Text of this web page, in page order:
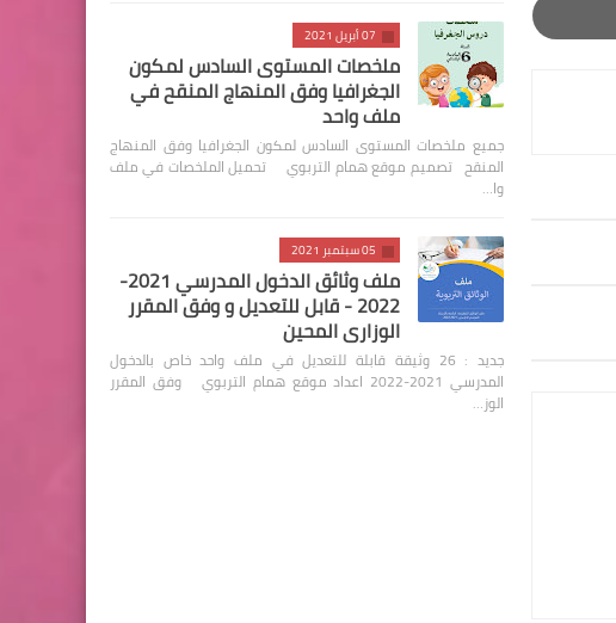
07 أبريل 2021
ملخصات المستوى السادس لمكون
الجغرافيا وفق المنهاج المنقح في
ملف واحد
جميع ملخصات المستوى السادس لمكون الجغرافيا وفق المنهاج
المنقح تصميم موقع همام التربوي تحميل الملخصات في ملف
وا…
05 سبتمبر 2021
ملف وثائق الدخول المدرسي 2021-
2022 - قابل للتعديل و وفق المقرر
الوزاري المحين
جديد : 26 وثيقة قابلة للتعديل في ملف واحد خاص بالدخول
المدرسي 2021-2022 اعداد موقع همام التربوي وفق المقرر
الوز…